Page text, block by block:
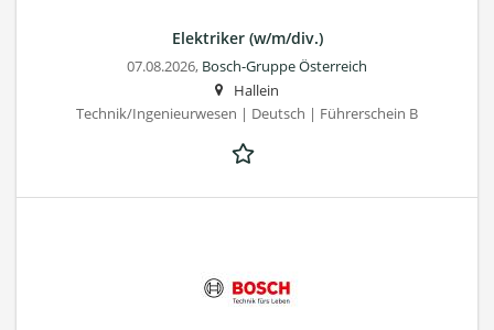
Elektriker (w/m/div.)
07.08.2026, Bosch-Gruppe Österreich
Hallein
Technik/Ingenieurwesen | Deutsch | Führerschein B